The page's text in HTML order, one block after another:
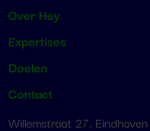
Over Hey.
Expertises
Doelen
Contact
Willemstraat 27, Eindhoven